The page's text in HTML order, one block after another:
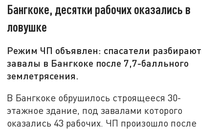
Бангкоке, десятки рабочих оказались в
ловушке
Режим ЧП объявлен: спасатели разбирают
завалы в Бангкоке после 7,7-балльного
землетрясения.
В Бангкоке обрушилось строящееся 30-
этажное здание, под завалами которого
оказались 43 рабочих. ЧП произошло после